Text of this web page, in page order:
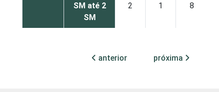
SM até 2
SM
2 1 8
SM até 3
anterior próxima